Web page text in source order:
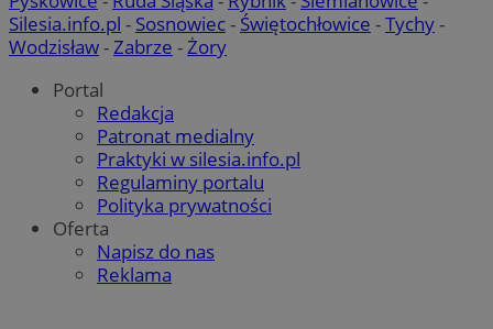
Silesia.info.pl - Sosnowiec- Świętochłowice -Tychy-
Wodzisław-Zabrze -Żory
Portal
Redakcja
Patronat medialny
Praktyki w silesia.info.pl
Regulaminy portalu
Polityka prywatności
Oferta
Napisz do nas
Reklama
SessID
orzesze.com.pl
MvSessID orzesze.com.pl
VISITOR_PRIVACY_METADATA